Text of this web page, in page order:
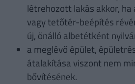
létrehozott lakás akkor,
vagy tetőtér-beépítés
új, önálló albetétként
a meglévő épület,
átalakítása viszont nem
bővítésének.